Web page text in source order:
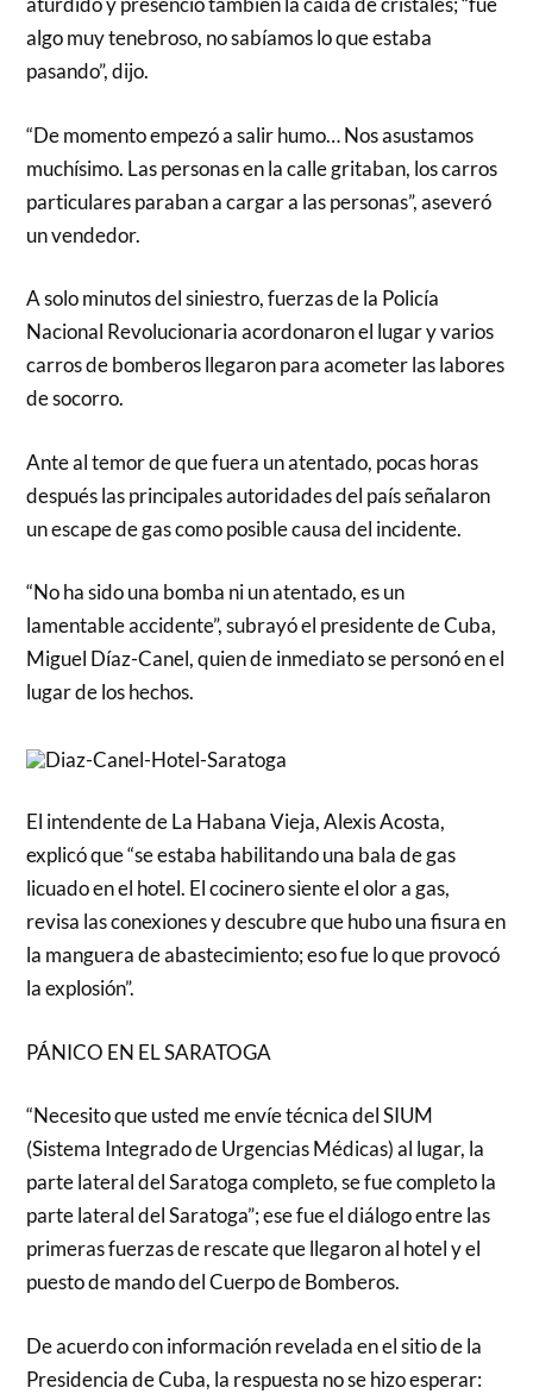
algo muy tenebroso, no sabíamos lo que estaba
pasando”, dijo.
“De momento empezó a salir humo… Nos asustamos
muchísimo. Las personas en la calle gritaban, los carros
particulares paraban a cargar a las personas”, aseveró
un vendedor.
A solo minutos del siniestro, fuerzas de la Policía
Nacional Revolucionaria acordonaron el lugar y varios
carros de bomberos llegaron para acometer las labores
de socorro.
Ante al temor de que fuera un atentado, pocas horas
después las principales autoridades del país señalaron
un escape de gas como posible causa del incidente.
“No ha sido una bomba ni un atentado, es un
lamentable accidente”, subrayó el presidente de Cuba,
Miguel Díaz-Canel, quien de inmediato se personó en el
lugar de los hechos.
El intendente de La Habana Vieja, Alexis Acosta,
explicó que “se estaba habilitando una bala de gas
licuado en el hotel. El cocinero siente el olor a gas,
revisa las conexiones y descubre que hubo una fisura en
la manguera de abastecimiento; eso fue lo que provocó
la explosión”.
PÁNICO EN EL SARATOGA
“Necesito que usted me envíe técnica del SIUM
(Sistema Integrado de Urgencias Médicas) al lugar, la
parte lateral del Saratoga completo, se fue completo la
parte lateral del Saratoga”; ese fue el diálogo entre las
primeras fuerzas de rescate que llegaron al hotel y el
puesto de mando del Cuerpo de Bomberos.
De acuerdo con información revelada en el sitio de la
Presidencia de Cuba, la respuesta no se hizo esperar: